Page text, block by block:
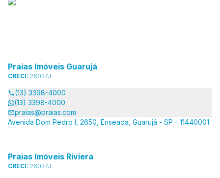
Praias Imóveis Guarujá
CRECI: 26037J
(13) 3398-4000
(13) 3398-4000
praias@praias.com
Avenida Dom Pedro I, 2650, Enseada, Guarujá - SP - 11440001
Praias Imóveis Riviera
CRECI: 26037J